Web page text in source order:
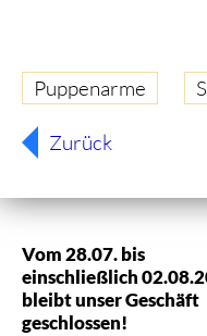
Puppenarme
Zurück
Vom 28.07. bis
einschließlich
bleibt unser Geschäft
geschlossen!